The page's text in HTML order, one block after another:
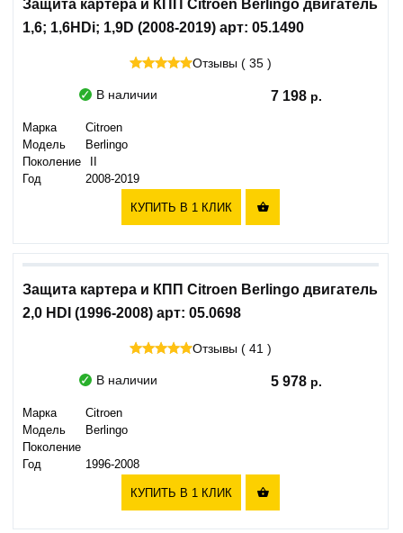
Защита картера и КПП Citroen Berlingo двигатель
1,6; 1,6HDi; 1,9D (2008-2019) арт: 05.1490
Отзывы ( 35 )
В наличии 7 198
Марка
Citroen
Модель
Berlingo
Поколение
Год
2008-2019
КУПИТЬ В 1 КЛИК 
Защита картера и КПП Citroen Berlingo двигатель
2,0 HDI (1996-2008) арт: 05.0698
Отзывы ( 41 )
В наличии 5 978
Марка
Citroen
Модель
Berlingo
Поколение
Год
1996-2008
КУПИТЬ В 1 КЛИК 